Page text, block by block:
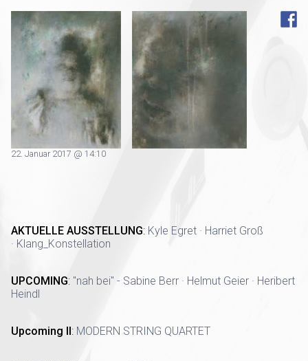
22. Januar 2017 @ 14:10
AKTUELLE AUSSTELLUNG: Kyle Egret · Harriet Groß
· Klang_Konstellation
UPCOMING: "nah bei" - Sabine Berr · Helmut Geier · Heribert
Heindl
Upcoming II: MODERN STRING QUARTET